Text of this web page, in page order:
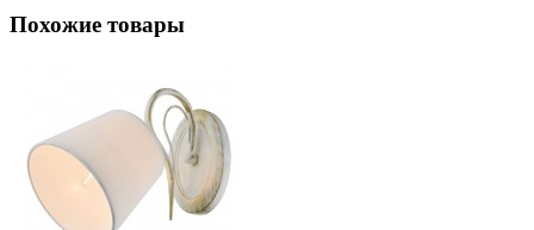
Похожие товары